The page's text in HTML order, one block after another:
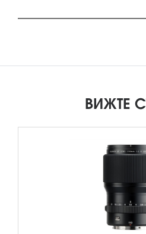
ВИЖТЕ